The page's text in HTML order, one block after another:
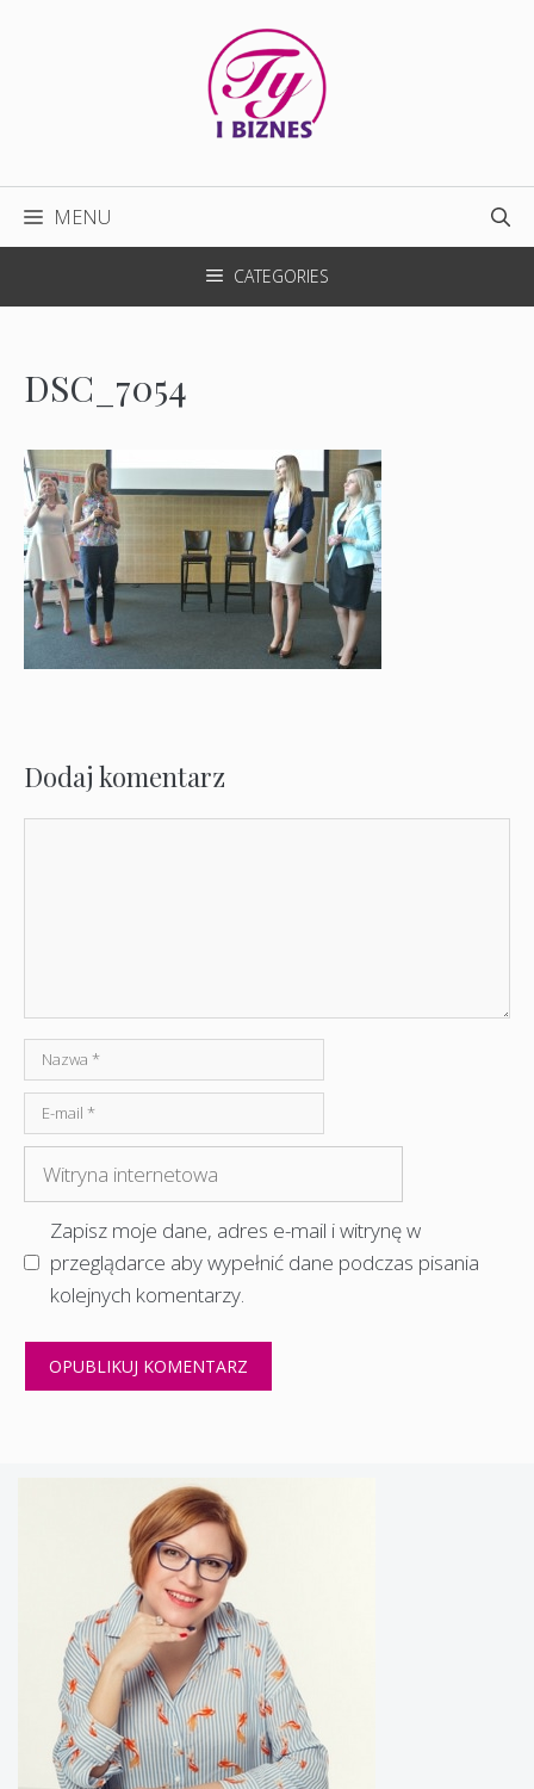
MENU
CATEGORIES
DSC_7054
Dodaj komentarz
Nazwa
mail
internetowa
Zapisz moje dane, adres e-mail i witrynę w
przeglądarce aby wypełnić dane podczas pisania
kolejnych komentarzy.